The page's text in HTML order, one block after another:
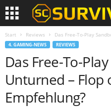
Start Reviews Das Free-To-Play
4. GAMING-NEWS REVIEWS
Das Free-To-
Unturned – Flop
Empfehlung?